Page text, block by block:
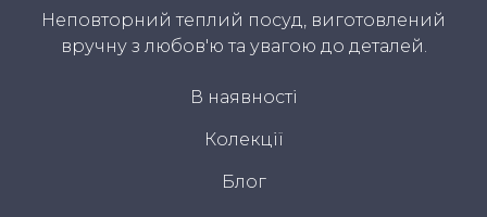
Неповторний теплий посуд, виготовлений
вручну з любов'ю та увагою до деталей.
В наявності
Колекції
Блог